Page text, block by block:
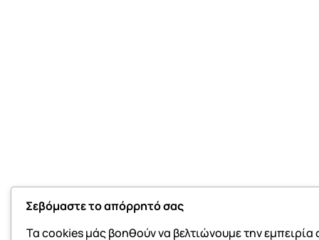
Σεβόμαστε το απόρρητό σας
Τα cookies μάς βοηθούν να βελτιώνουμε την